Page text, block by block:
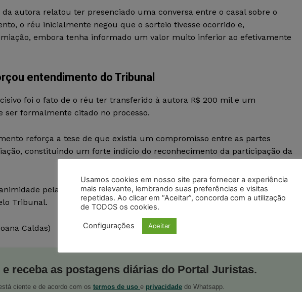
autora relatou ter presenciado uma conversa entre o casal sobre o
o réu inicialmente negou que o sorteio tivesse ocorrido e,
embora tenha informado um valor muito inferior ao efetivamente
entendimento do Tribunal
foi o fato de o réu ter transferido à autora R$ 200 mil e um
ser formalmente citado no processo.
reforça a tese de que existia um compromisso entre as partes
constituindo um forte indício do reconhecimento da participação da
pela Corte catarinense em julgamento realizado no dia 5 de junho
Tribunal.
Caldas)
receba as postagens diárias do Portal Juristas.
ciente e de acordo com os termos de uso e privacidade do Whatsapp.
Usamos cookies em nosso site para fornecer a experiência
mais relevante, lembrando suas preferências e visitas
repetidas. Ao clicar em “Aceitar”, concorda com a utilização
de TODOS os cookies.
Configurações Aceitar